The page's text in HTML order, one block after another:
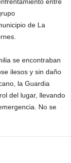
entre
de La
se encontraban
ilesos y sin daño
la Guardia
del lugar, llevando
No se